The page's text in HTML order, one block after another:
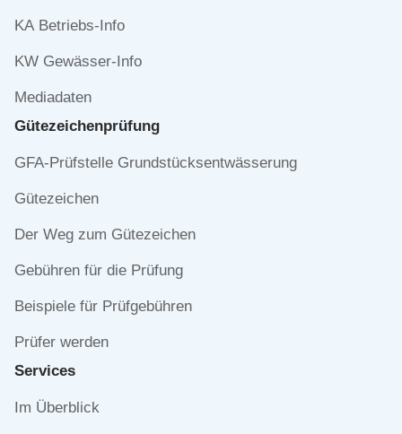
KA Betriebs-Info
KW Gewässer-Info
Mediadaten
Gütezeichen­prüfung
Navigation
GFA-Prüfstelle Grundstücksentwässerung
Gütezeichen
Der Weg zum Gütezeichen
Gebühren für die Prüfung
Beispiele für Prüfgebühren
Prüfer werden
Services
Navigation
Im Überblick